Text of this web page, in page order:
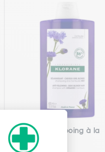
Klorane Shampooing à la
Centaurée